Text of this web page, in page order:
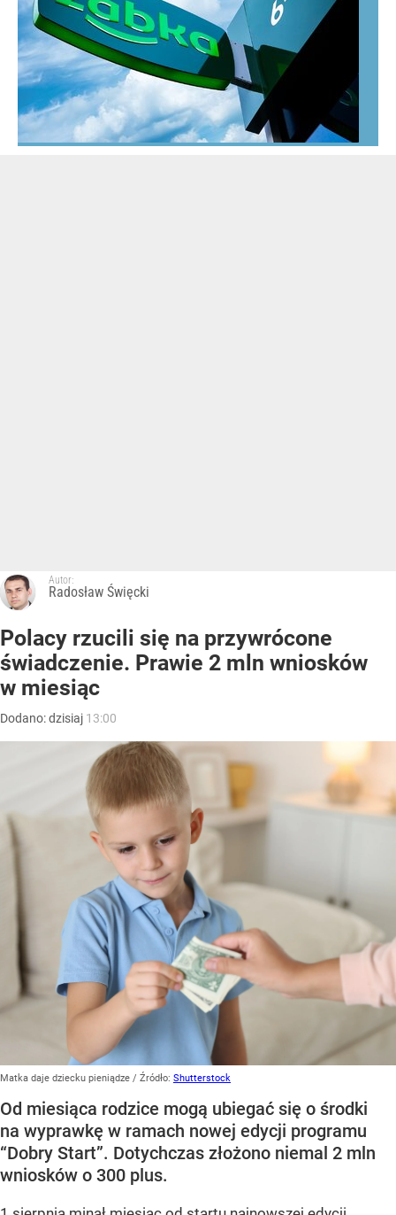
Autor:
Radosław Święcki
Polacy rzucili się na przywrócone
świadczenie. Prawie 2 mln wniosków
w miesiąc
Dodano:dzisiaj 13:00
Matka daje dziecku pieniądze / Źródło: Shutterstock
Od miesiąca rodzice mogą ubiegać się o środki
na wyprawkę w ramach nowej edycji programu
“Dobry Start”. Dotychczas złożono niemal 2 mln
wniosków o 300 plus.